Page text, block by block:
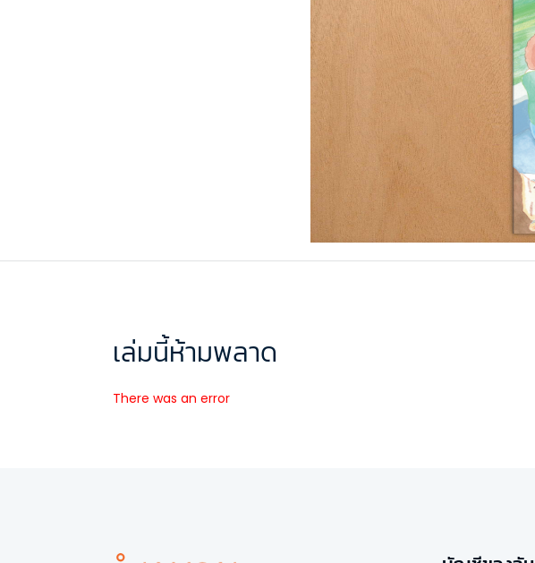
เล่มนี้ห้ามพลาด
There was an error